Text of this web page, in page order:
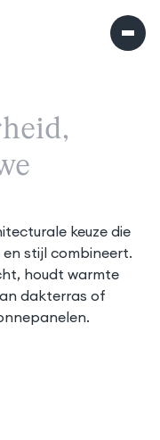
keuze die
stijl combineert.
houdt warmte
dakterras of